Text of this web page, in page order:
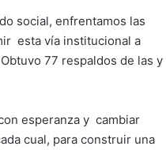
social, enfrentamos las
esta vía institucional a
77 respaldos de las y
esperanza y cambiar
cual, para construir una